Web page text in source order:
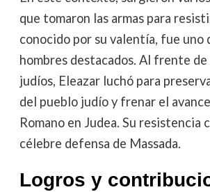
que tomaron las armas para
conocido por su valentía, fue uno
hombres destacados. Al frente de
judíos, Eleazar luchó para
del pueblo judío y frenar el
Romano en Judea. Su resistencia
célebre defensa de Massada.
Logros y